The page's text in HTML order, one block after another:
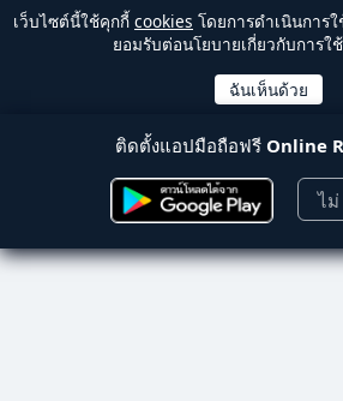
เว็บไซต์นี้ใช้คุกกี้ cookies โดยการดำเนินการ
ยอมรับต่อนโยบายเกี่ยวกับการใ
ติดตั้งแอปมือถือฟรี Online
ไ